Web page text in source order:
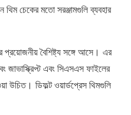
থিম চেকের মতো সরঞ্জামগুলি ব্যবহার
প্রয়োজনীয় বৈশিষ্ট্য সঙ্গে আসে। এর
জাভাস্ক্রিপ্ট এবং সিএসএস ফাইলের
উচিত। ডিফল্ট ওয়ার্ডপ্রেস থিমগুলি